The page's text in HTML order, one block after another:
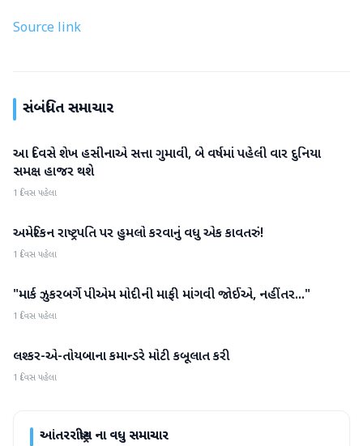
Source link
સંબંધિત સમાચાર
આંતરરાષ્ટ્રીય
આ દિવસે શેખ હસીનાએ સત્તા ગુમાવી, બે વર્ષમાં પહેલી વાર દુનિયા
સમક્ષ હાજર થશે
1 દિવસ પહેલા
આંતરરાષ્ટ્રીય
અમેરિકન રાષ્ટ્રપતિ પર હુમલો કરવાનું વધુ એક કાવતરું!
1 દિવસ પહેલા
આંતરરાષ્ટ્રીય
"માર્ક ઝુકરબર્ગે પીએમ મોદીની માફી માંગવી જોઈએ, નહીંતર..."
1 દિવસ પહેલા
આંતરરાષ્ટ્રીય
લશ્કર-એ-તોયબાના કમાન્ડરે મોટી કબૂલાત કરી
1 દિવસ પહેલા
આંતરરાષ્ટ્રીયના વધુ સમાચાર